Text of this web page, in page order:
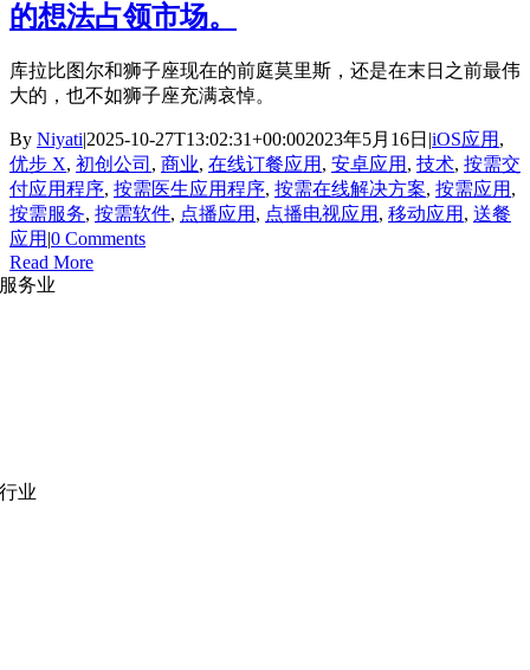
的想法占领市场。
库拉比图尔和狮子座现在的前庭莫里斯，还是在末日之前最伟
大的，也不如狮子座充满哀悼。
By Niyati|2025-10-27T13:02:31+00:002023年5月16日 |iOS应用 ,
优步 X, 初创公司 , 商业, 在线订餐应用 , 安卓应用 , 技术, 按需交
付应用程序, 按需医生应用程序, 按需在线解决方案, 按需应用 ,
按需服务, 按需软件, 点播应用 , 点播电视应用 , 移动应用 , 送餐
应用 |0 Comments
Read More
服务业
行业